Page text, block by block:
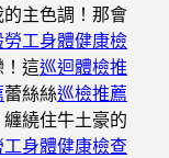
主色調！那會
勞工身體健康檢
！這巡迴體檢推
蕾絲絲巡檢推薦
繞住牛土豪的
身體健康檢查